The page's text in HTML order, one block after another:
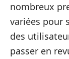
nombreux
variées pour
des
passer en